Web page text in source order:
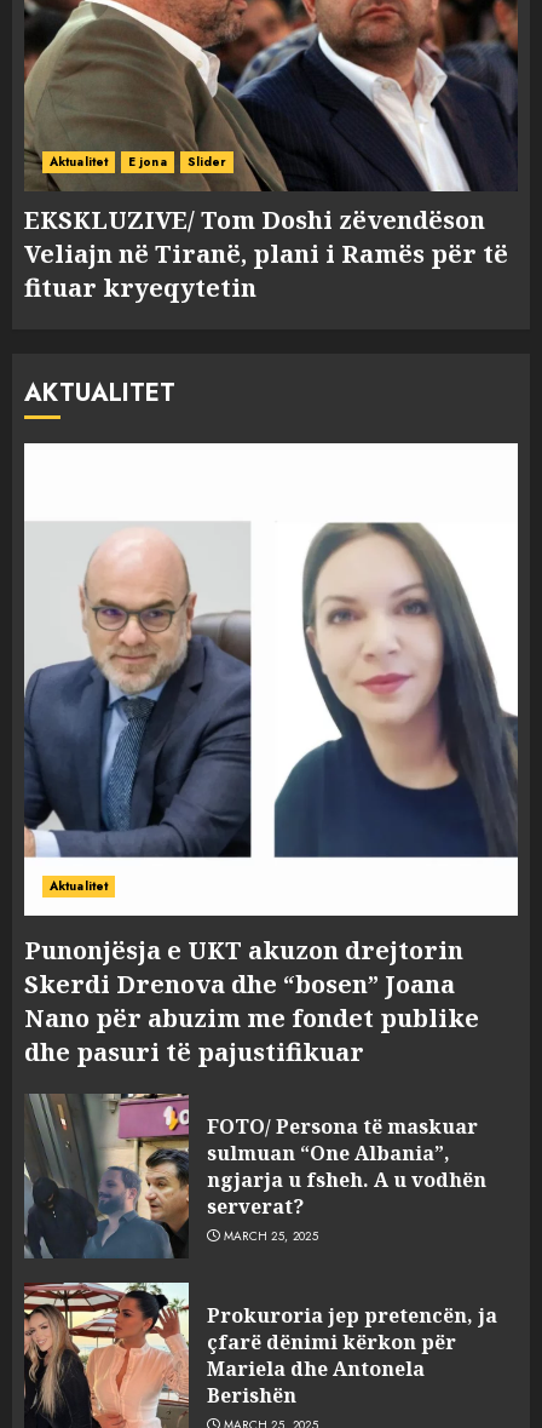
Aktualitet E jona Slider
EKSKLUZIVE/ Tom Doshi zëvendëson
Veliajn në Tiranë, plani i Ramës për të
fituar kryeqytetin
AKTUALITET
Aktualitet
Punonjësja e UKT akuzon drejtorin
Skerdi Drenova dhe “bosen” Joana
Nano për abuzim me fondet publike
dhe pasuri të pajustifikuar
FOTO/ Persona të maskuar
sulmuan “One Albania”,
ngjarja u fsheh. A u vodhën
serverat?
MARCH 25, 2025
Prokuroria jep pretencën, ja
çfarë dënimi kërkon për
Mariela dhe Antonela
Berishën